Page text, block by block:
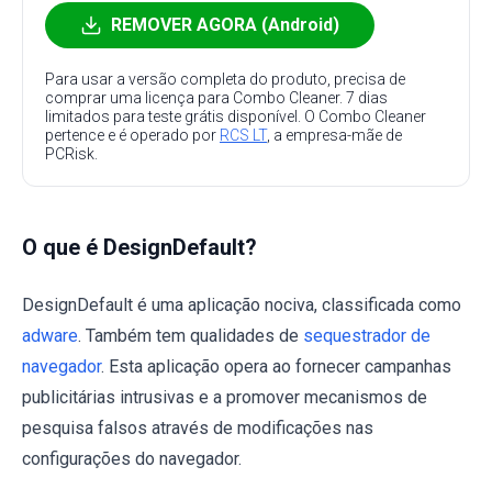
REMOVER AGORA (Android)
Para usar a versão completa do produto, precisa de
comprar uma licença para Combo Cleaner. 7 dias
limitados para teste grátis disponível. O Combo Cleaner
pertence e é operado por RCS LT, a empresa-mãe de
PCRisk.
O que é DesignDefault?
DesignDefault é uma aplicação nociva, classificada como
adware. Também tem qualidades de sequestrador de
navegador. Esta aplicação opera ao fornecer campanhas
publicitárias intrusivas e a promover mecanismos de
pesquisa falsos através de modificações nas
configurações do navegador.